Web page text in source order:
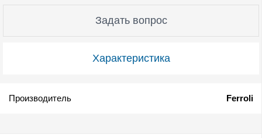
Характеристика
Задать вопрос
Производитель Ferroli